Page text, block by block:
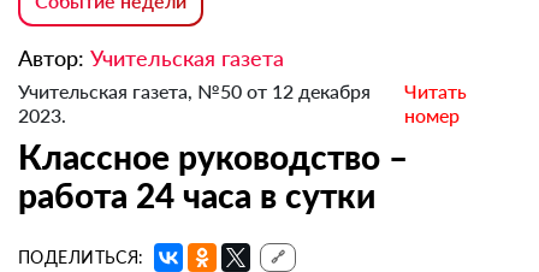
Автор: Учительская газета
Учительская газета, №50 от 12 декабря
2023.
Читать
номер
Классное руководство –
работа 24 часа в сутки
ПОДЕЛИТЬСЯ: 🔗